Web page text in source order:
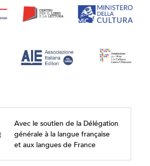
Avec le soutien de la Délégation
générale à la langue française
et aux langues de France